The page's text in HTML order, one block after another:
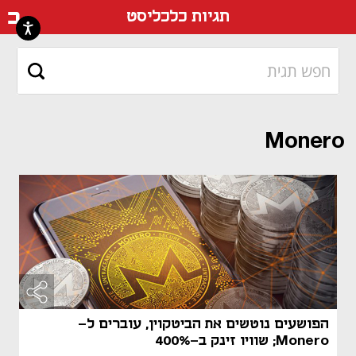
תגיות כלכליסט
Monero
הפושעים נוטשים את הביטקוין, עוברים ל-
Monero; שוויו זינק ב-400%